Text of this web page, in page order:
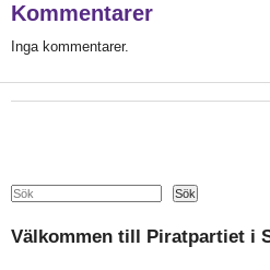
Kommentarer
Inga kommentarer.
Search Sök
Välkommen till Piratpartiet i